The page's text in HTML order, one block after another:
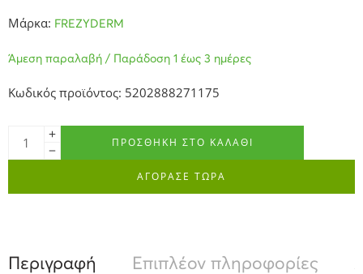
Μάρκα: FREZYDERM
Άμεση παραλαβή / Παράδοση 1 έως 3 ημέρες
Κωδικός προϊόντος: 5202888271175
ΠΡΟΣΘΉΚΗ ΣΤΟ ΚΑΛΆΘΙ
ΑΓΟΡΑΣΕ ΤΩΡΑ
Περιγραφή Επιπλέον πληροφορίες